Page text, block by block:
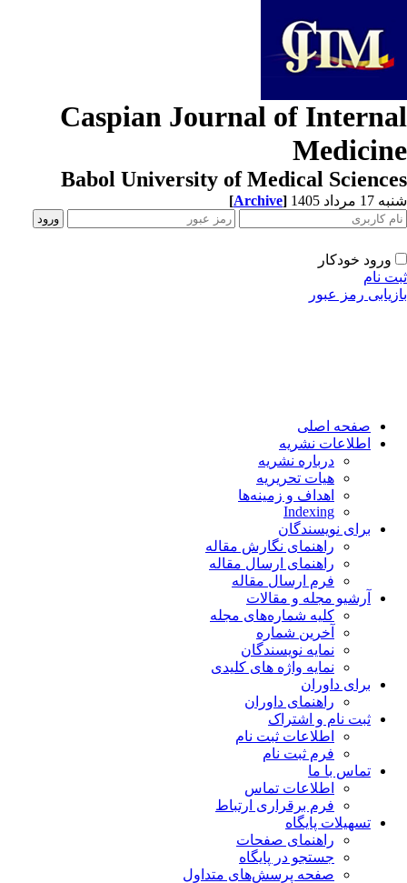
Caspian Journal of
Babol University of Medical
مرداد 1405 [Archive]
ورود خودکار
نام
رمز عبور
صفحه اصلی
اطلاعات نشریه
درباره نشریه
هیات تحریریه
اهداف و زمینه‌ها
Indexing
برای نویسندگان
راهنمای نگارش مقاله
راهنمای ارسال مقاله
فرم ارسال مقاله
آرشیو مجله و مقالات
کلیه شماره‌های مجله
آخرین شماره
نمایه نویسندگان
نمایه واژه های کلیدی
برای داوران
راهنمای داوران
ثبت نام و اشتراک
اطلاعات ثبت نام
فرم ثبت نام
تماس با ما
اطلاعات تماس
فرم برقراری ارتباط
تسهیلات پایگاه
راهنمای صفحات
جستجو در پایگاه
صفحه پرسش‌های متداول